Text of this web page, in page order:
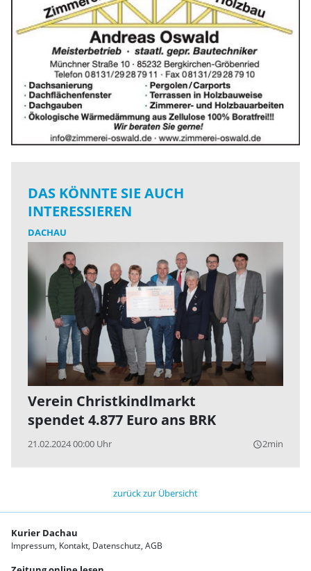
DAS KÖNNTE SIE AUCH
INTERESSIEREN
DACHAU
Verein Christkindlmarkt
spendet 4.877 Euro ans BRK
21.02.2024 00:00 Uhr query_builder2min
zurück zur Übersicht
Kurier Dachau
Impressum Kontakt Datenschutz AGB